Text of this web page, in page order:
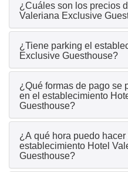
¿Cuáles son los precios
Valeriana Exclusive
¿Tiene parking el
Exclusive Guesthouse?
¿Qué formas de pago se
en el establecimiento
Guesthouse?
¿A qué hora puedo
establecimiento Hotel
Guesthouse?